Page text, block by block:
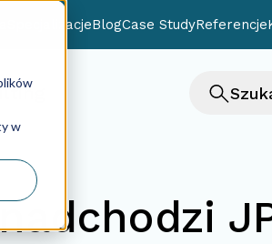
w
SpecjalizacjeBlogCase StudyReferencje